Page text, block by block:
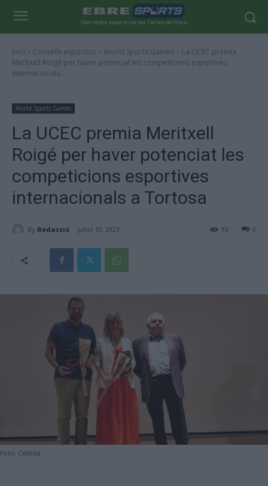
Inici Consells esportius World Sports Games
La UCEC premia
Meritxell Roigé per haver potenciat les competicions esportives
internacionals...
World Sports Games
La UCEC premia Meritxell
Roigé per haver potenciat les
competicions esportives
internacionals a Tortosa
By Redacció juliol 10, 2023 0
93
Foto: Cedida